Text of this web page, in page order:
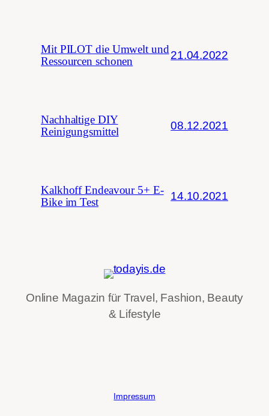
Mit PILOT die Umwelt und
Ressourcen schonen
21.04.2022
Nachhaltige DIY
Reinigungsmittel
08.12.2021
Kalkhoff Endeavour 5+ E-
Bike im Test
14.10.2021
Online Magazin für Travel, Fashion, Beauty
& Lifestyle
Impressum